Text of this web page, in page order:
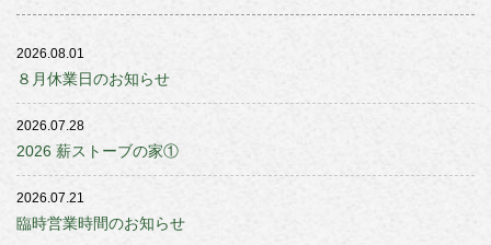
2026.08.01
８月休業日のお知らせ
2026.07.28
2026 薪ストーブの家①
2026.07.21
臨時営業時間のお知らせ